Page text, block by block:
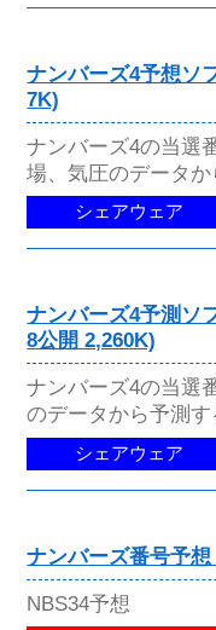
ナンバーズ4予想ソ
7K)
ナンバーズ4の当選
場、気圧のデータか
シェアウェア
ナンバーズ4予測ソ
8公開 2,260K)
ナンバーズ4の当選
のデータから予測す
シェアウェア
ナンバーズ番号予
NBS34予想